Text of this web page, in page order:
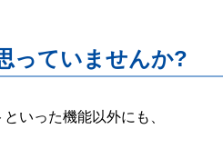
っていませんか?
いった機能以外にも、